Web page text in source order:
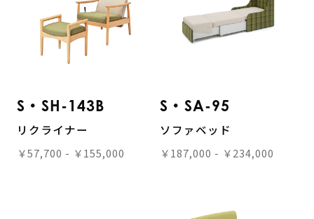
S・SH-143B
リクライナー
￥57,700 - ￥155,000
S・SA-95
ソファベッド
￥187,000 - ￥234,000